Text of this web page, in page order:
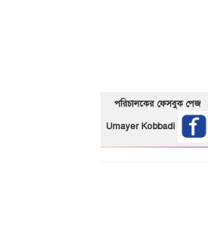
পরিচালকের ফেসবুক পেজ
Umayer Kobbadi